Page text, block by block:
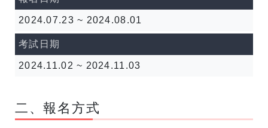
2024.07.23 ~ 2024.08.01
考試日期
2024.11.02 ~ 2024.11.03
二、報名方式